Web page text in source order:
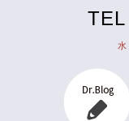
水